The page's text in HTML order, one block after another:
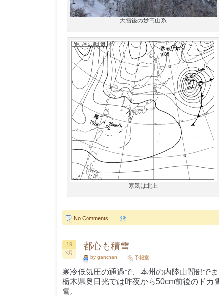
大雪後の妙高山系
寒気は北上
No Comments
19
3月
都心も積雪
by ganchan 予報室
寒冷低気圧の通過で、本州の内陸山間部で
栃木県奥日光では昨夜から50cm前後のドカ
雪。